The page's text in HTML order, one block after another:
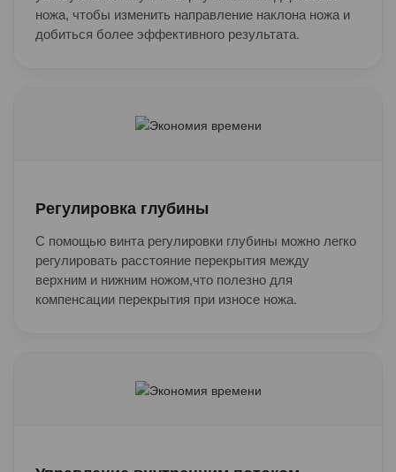
ножа, чтобы изменить направление наклона ножа и
добиться более эффективного результата.
Регулировка глубины
С помощью винта регулировки глубины можно легко
регулировать расстояние перекрытия между
верхним и нижним ножом,что полезно для
компенсации перекрытия при износе ножа.